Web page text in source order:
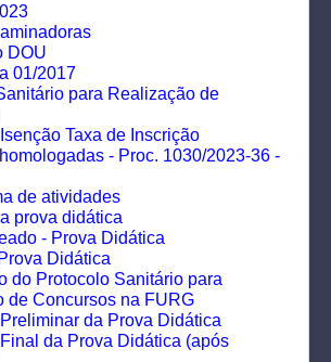
DOU
01/2017
para Realização de
Taxa de Inscrição
- Proc. 1030/2023-36 -
de atividades
prova didática
- Prova Didática
Didática
do Protocolo Sanitário para
de Concursos na FURG
da Prova Didática
da Prova Didática (após